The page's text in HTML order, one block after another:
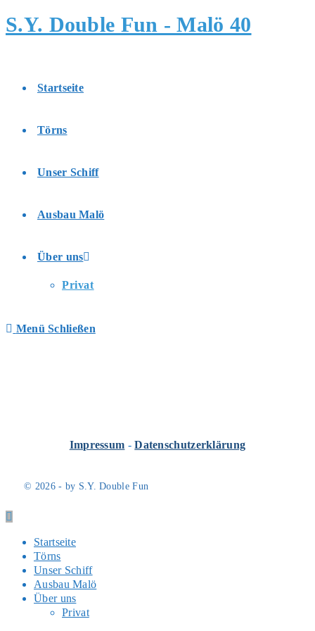
Inhalt
S.Y. Double Fun - Malö 40
Startseite
Törns
Unser Schiff
Ausbau Malö
Über uns
Privat
Menü Schließen
Impressum -Datenschutzerklärung
© 2026 - by S.Y. Double Fun
Startseite
Törns
Unser Schiff
Ausbau Malö
Über uns
Privat